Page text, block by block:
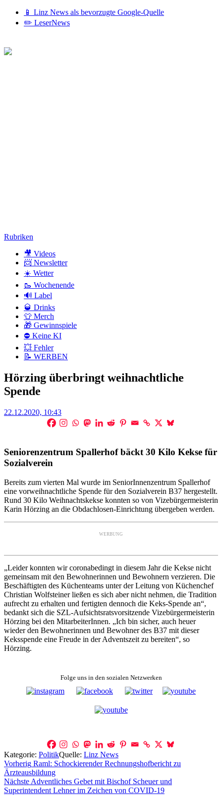
📱 Linz News als bevorzugte Google-Quelle
✏️ LeserNews
Zum
Rubriken
🎥 Videos
📨 Newsletter
☀️ Wetter
🥾 Wochenende
🔊 Label
🥃 Drinks
👕 Merch
🎁 Gewinnspiele
⛔ Keine KI
💥 Fehler
📝 WERBEN
Hörzing überbringt weihnachtliche
Spende
Posted
22.12.2020, 10:43
Seniorenzentrum Spallerhof bäckt 30 Kilo Kekse für
Sozialverein
Bereits zum vierten Mal wurde im SeniorInnenzentrum Spallerhof
eine vorweihnachtliche Spende für den Sozialverein B37 hergestellt.
Rund 30 Kilo Weihnachtskekse konnten so von Vizebürgermeisterin
Karin Hörzing an die Obdachlosen-Einrichtung übergeben werden.
WERBUNG
„Leider konnten wir coronabedingt in diesem Jahr die Kekse nicht
gemeinsam mit den Bewohnerinnen und Bewohnern verzieren. Die
Beschäftigten des Küchenteams unter der Leitung von Küchenchef
Christian Wolfsteiner ließen es sich aber nicht nehmen, die Tradition
aufrecht zu erhalten und fertigten dennoch die Keks-Spende an“,
bedankt sich die SZL-Aufsichtsratsvorsitzende Vizebürgermeisterin
Hörzing bei den MitarbeiterInnen. „Ich bin sicher, auch heuer
wieder den Bewohnerinnen und Bewohner des B37 mit dieser
Keksspende eine Freude in der Adventszeit zu bereiten“, so
Hörzing.
Folge uns in den sozialen Netzwerken
Kategorie: PolitikQuelle: Linz News
Beitragsnavigation
Vorherig Raml: Schockierender Rechnungshofbericht zu
Ärzteausbildung
Nächste Adventliches Gebet mit Bischof Scheuer und
Superintendent Lehner im Zeichen von COVID-19